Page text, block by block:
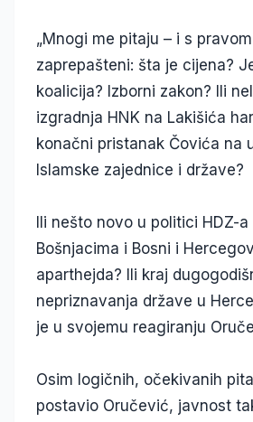
„Mnogi me pitaju – i s
zaprepašteni: šta je cijena?
koalicija? Izborni zakon? Ili
izgradnja HNK na Lakišića
konačni pristanak Čovića na
Islamske zajednice i države?
Ili nešto novo u politici HDZ-
Bošnjacima i Bosni i
aparthejda? Ili kraj
nepriznavanja države u
je u svojemu reagiranju
Osim logičnih, očekivanih
postavio Oručević, javnost